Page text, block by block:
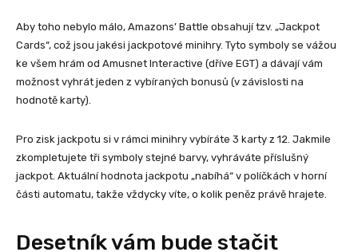
Aby toho nebylo málo, Amazons’ Battle obsahují tzv. „Jackpot
Cards“, což jsou jakési jackpotové minihry. Tyto symboly se vážou
ke všem hrám od Amusnet Interactive (dříve EGT) a dávají vám
možnost vyhrát jeden z vybíraných bonusů (v závislosti na
hodnotě karty).
Pro zisk jackpotu si v rámci minihry vybíráte 3 karty z 12. Jakmile
zkompletujete tři symboly stejné barvy, vyhráváte příslušný
jackpot. Aktuální hodnota jackpotu „nabíhá“ v políčkách v horní
části automatu, takže vždycky víte, o kolik peněz právě hrajete.
Desetník vám bude stačit